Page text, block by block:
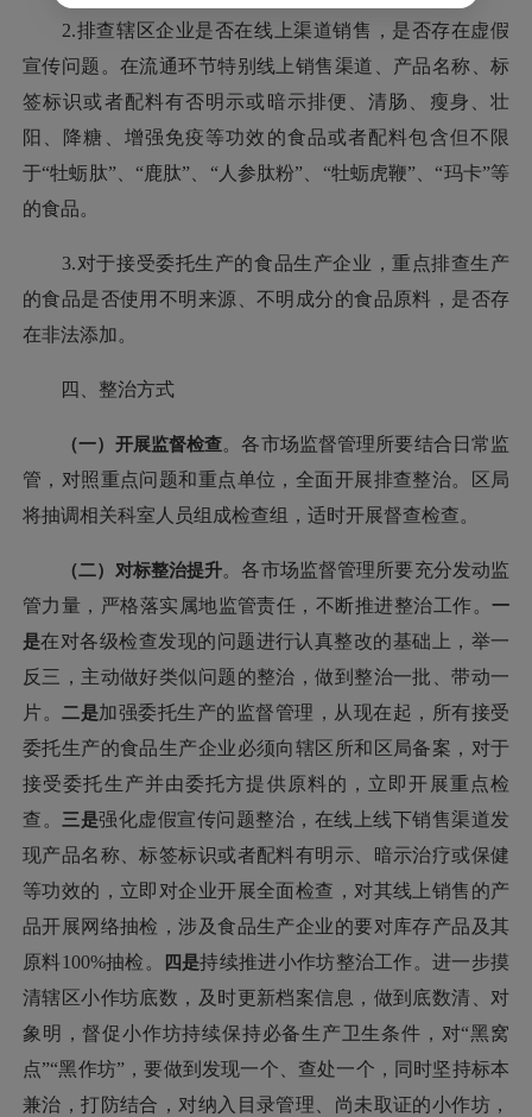
2.排查辖区企业是否在线上渠道销售，是否存在虚假
宣传问题。在流通环节特别线上销售渠道、产品名称、标
签标识或者配料有否明示或暗示排便、清肠、瘦身、壮
阳、降糖、增强免疫等功效的食品或者配料包含但不限
于“牡蛎肽”、“鹿肽”、“人参肽粉”、“牡蛎虎鞭”、“玛卡”等
的食品。
3.对于接受委托生产的食品生产企业，重点排查生产
的食品是否使用不明来源、不明成分的食品原料，是否存
在非法添加。
四、整治方式
（一）开展监督检查。各市场监督管理所要结合日常监
管，对照重点问题和重点单位，全面开展排查整治。区局
将抽调相关科室人员组成检查组，适时开展督查检查。
（二）对标整治提升。各市场监督管理所要充分发动监
管力量，严格落实属地监管责任，不断推进整治工作。 一
是在对各级检查发现的问题进行认真整改的基础上，举一
反三，主动做好类似问题的整治，做到整治一批、带动一
片。 二是加强委托生产的监督管理，从现在起，所有接受
委托生产的食品生产企业必须向辖区所和区局备案，对于
接受委托生产并由委托方提供原料的，立即开展重点检
查。 三是强化虚假宣传问题整治，在线上线下销售渠道发
现产品名称、标签标识或者配料有明示、暗示治疗或保健
等功效的，立即对企业开展全面检查，对其线上销售的产
品开展网络抽检，涉及食品生产企业的要对库存产品及其
原料100%抽检。
四是持续推进小作坊整治工作。进一步摸
清辖区小作坊底数，及时更新档案信息，做到底数清、对
象明，督促小作坊持续保持必备生产卫生条件，对“黑窝
点”“黑作坊”，要做到发现一个、查处一个，同时坚持标本
兼治，打防结合，对纳入目录管理、尚未取证的小作坊，